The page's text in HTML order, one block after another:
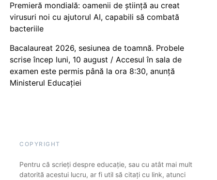
Premieră mondială: oamenii de știință au creat
virusuri noi cu ajutorul AI, capabili să combată
bacteriile
Bacalaureat 2026, sesiunea de toamnă. Probele
scrise încep luni, 10 august / Accesul în sala de
examen este permis până la ora 8:30, anunță
Ministerul Educației
COPYRIGHT
Pentru că scrieți despre educație, sau cu atât mai mult
datorită acestui lucru, ar fi util să citați cu link, atunci